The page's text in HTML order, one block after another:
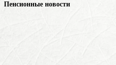
Пенсионные новости